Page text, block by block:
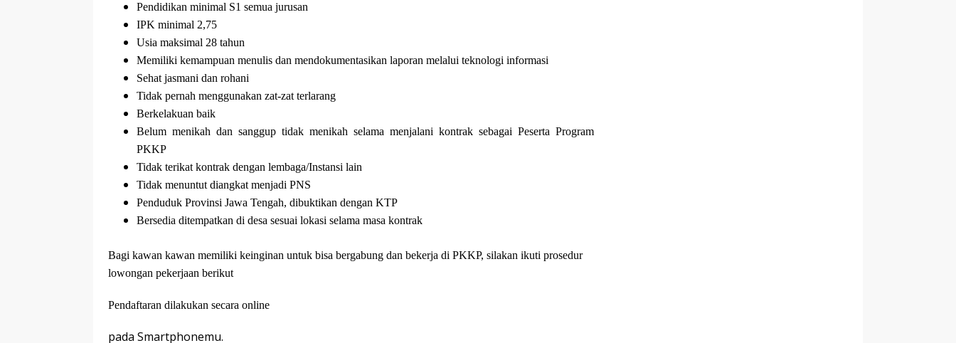
Pendidikan minimal S1 semua jurusan
IPK minimal 2,75
Usia maksimal 28 tahun
Memiliki kemampuan menulis dan mendokumentasikan laporan melalui teknologi informasi
Sehat jasmani dan rohani
Tidak pernah menggunakan zat-zat terlarang
Berkelakuan baik
Belum menikah dan sanggup tidak menikah selama menjalani kontrak sebagai Peserta Program
PKKP
Tidak terikat kontrak dengan lembaga/Instansi lain
Tidak menuntut diangkat menjadi PNS
Penduduk Provinsi Jawa Tengah, dibuktikan dengan KTP
Bersedia ditempatkan di desa sesuai lokasi selama masa kontrak
Bagi kawan kawan memiliki keinginan untuk bisa bergabung dan bekerja di PKKP, silakan ikuti prosedur
lowongan pekerjaan berikut
Pendaftaran dilakukan secara online
pada Smartphonemu.